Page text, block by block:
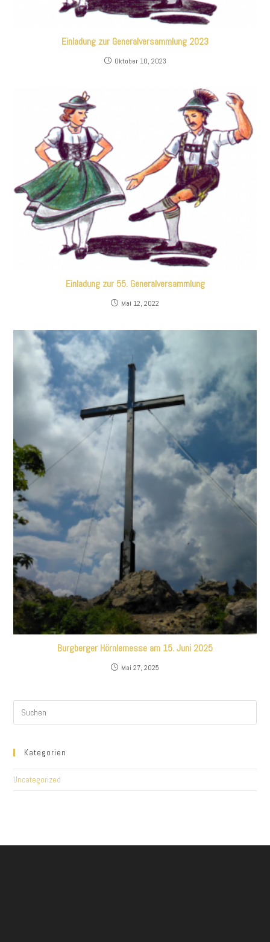
Einladung zur Generalversammlung 2023
Oktober 10, 2023
Einladung zur 55. Generalversammlung
Mai 12, 2022
Burgberger Hörnlemesse am 15. Juni 2025
Mai 27, 2025
Kategorien
Uncategorized